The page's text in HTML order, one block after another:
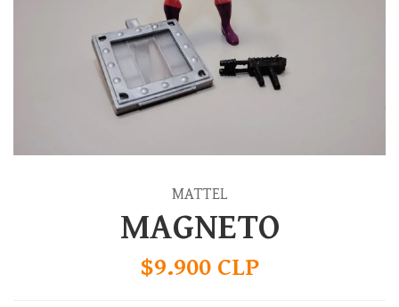
MATTEL
MAGNETO
$9.900 CLP